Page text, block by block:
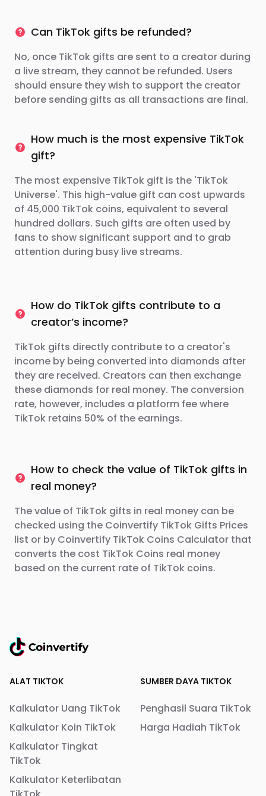
Can TikTok gifts be refunded?
No, once TikTok gifts are sent to a creator during
a live stream, they cannot be refunded. Users
should ensure they wish to support the creator
before sending gifts as all transactions are final.
How much is the most expensive TikTok
gift?
The most expensive TikTok gift is the 'TikTok
Universe'. This high-value gift can cost upwards
of 45,000 TikTok coins, equivalent to several
hundred dollars. Such gifts are often used by
fans to show significant support and to grab
attention during busy live streams.
How do TikTok gifts contribute to a
creator’s income?
TikTok gifts directly contribute to a creator's
income by being converted into diamonds after
they are received. Creators can then exchange
these diamonds for real money. The conversion
rate, however, includes a platform fee where
TikTok retains 50% of the earnings.
How to check the value of TikTok gifts in
real money?
The value of TikTok gifts in real money can be
checked using the Coinvertify TikTok Gifts Prices
list or by Coinvertify TikTok Coins Calculator that
converts the cost TikTok Coins real money
based on the current rate of TikTok coins.
ALAT TIKTOK
Kalkulator Uang TikTok
Kalkulator Koin TikTok
Kalkulator Tingkat
TikTok
Kalkulator Keterlibatan
SUMBER DAYA TIKTOK
Penghasil Suara TikTok
Harga Hadiah TikTok